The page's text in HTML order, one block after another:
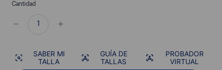
Cantidad
＋
－
SABER MI
TALLA
GUÍA DE
TALLAS
PROBADOR
VIRTUAL